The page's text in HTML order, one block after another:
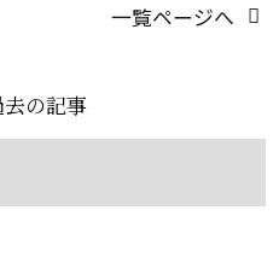
一覧ページへ
の記事